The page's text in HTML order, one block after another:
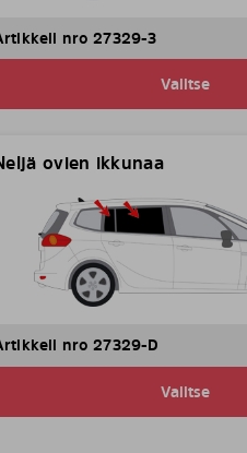
nro 27329-3
Valitse
ovien ikkunaa
nro 27329-D
Valitse